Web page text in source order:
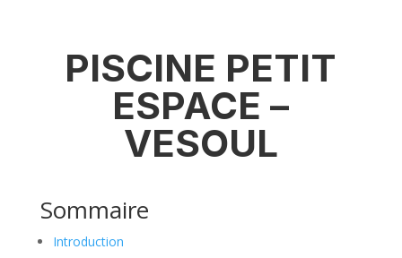
PISCINE PETIT
ESPACE –
VESOUL
Sommaire
Introduction